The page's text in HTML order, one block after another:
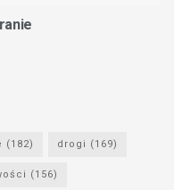
(182) drogi (169)
(156)